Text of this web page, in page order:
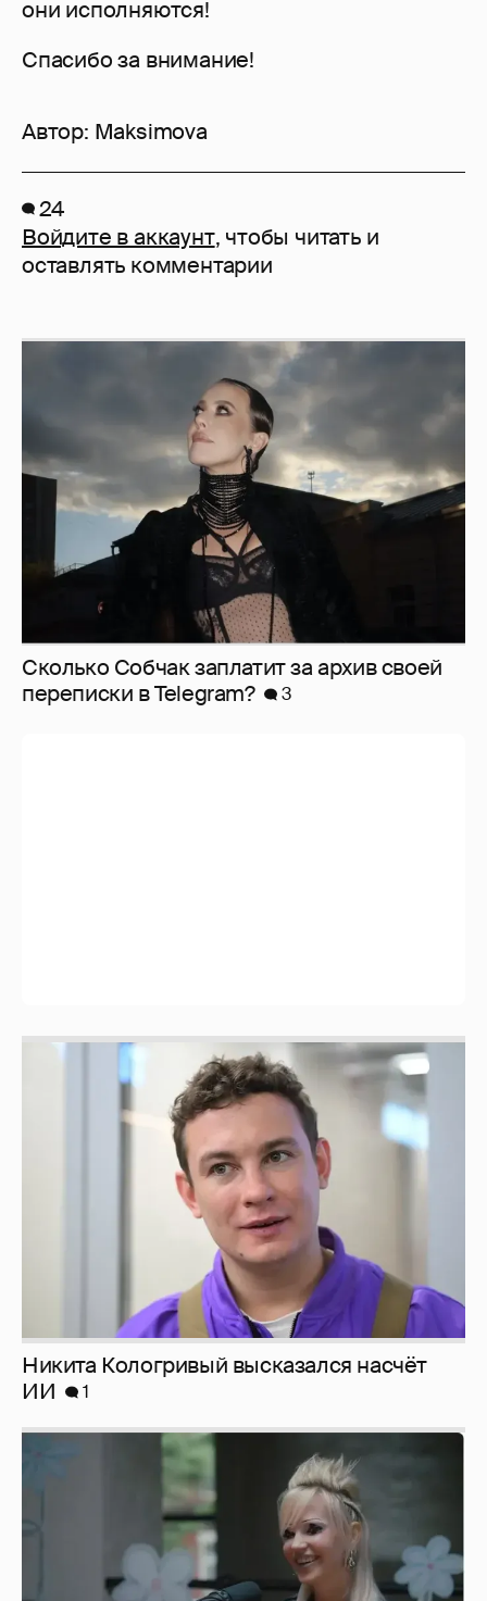
они исполняются!
Спасибо за внимание!
Автор: Maksimova
24
Войдите в аккаунт, чтобы читать и
оставлять комментарии
Сколько Собчак заплатит за архив своей
перeписки в Telegram?
3
Никита Кологривый высказался насчёт
ИИ
1